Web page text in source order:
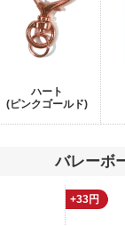
ハート
(ピンクゴールド)
バレーボ
+33円